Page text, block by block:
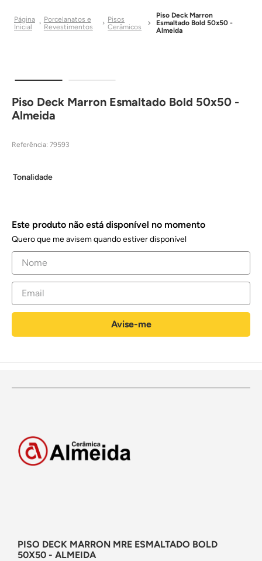
Porcelanatos e
Revestimentos
Pisos
Cerâmicos
Piso Deck Marron
Esmaltado Bold 50x50 -
Almeida
Piso Deck Marron Esmaltado Bold 50x50 -
Almeida
Referência: 79593
Tonalidade
Este produto não está disponível no momento
Quero que me avisem quando estiver disponível
PISO DECK MARRON MRE ESMALTADO BOLD
50X50 - ALMEIDA